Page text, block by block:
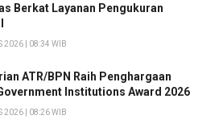
Berkat Layanan Pengukuran
2026 | 08:34 WIB
ATR/BPN Raih Penghargaan
Institutions Award 2026
2026 | 08:26 WIB